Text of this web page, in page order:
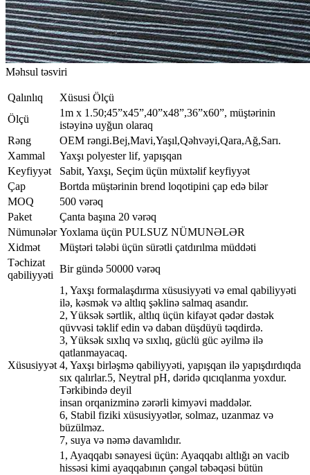
Məhsul təsviri
Qalınlıq
Xüsusi Ölçü
Ölçü
1m x 1.50;45”x45”,40”x48”,36”x60”, müştərinin
istəyinə uyğun olaraq
Rəng
OEM rəngi.Bej,Mavi,Yaşıl,Qəhvəyi,Qara,Ağ,Sarı.
Xammal
Yaxşı polyester lif, yapışqan
Keyfiyyət
Sabit, Yaxşı, Seçim üçün müxtəlif keyfiyyət
Çap
Bortda müştərinin brend loqotipini çap edə bilər
MOQ
500 vərəq
Paket
Çanta başına 20 vərəq
Nümunələr Yoxlama üçün PULSUZ NÜMUNƏLƏR
Xidmət
Müştəri tələbi üçün sürətli çatdırılma müddəti
Təchizat
qabiliyyəti
Bir gündə 50000 vərəq
Xüsusiyyət
1, Yaxşı formalaşdırma xüsusiyyəti və emal qabiliyyəti
ilə, kəsmək və altlıq şəklinə salmaq asandır.
2, Yüksək sərtlik, altlıq üçün kifayət qədər dəstək
qüvvəsi təklif edin və daban düşdüyü təqdirdə.
3, Yüksək sıxlıq və sıxlıq, güclü güc əyilmə ilə
qatlanmayacaq.
4, Yaxşı birləşmə qabiliyyəti, yapışqan ilə yapışdırdıqda
sıx qalırlar.5, Neytral pH, dəridə qıcıqlanma yoxdur.
Tərkibində deyil
insan orqanizminə zərərli kimyəvi maddələr.
6, Stabil fiziki xüsusiyyətlər, solmaz, uzanmaz və
büzülməz.
7, suya və nəmə davamlıdır.
1, Ayaqqabı sənayesi üçün: Ayaqqabı altlığı ən vacib
hissəsi kimi ayaqqabının çəngəl təbəqəsi bütün